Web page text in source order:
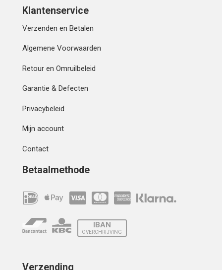
Klantenservice
Verzenden en Betalen
Algemene Voorwaarden
Retour en Omruilbeleid
Garantie & Defecten
Privacybeleid
Mijn account
Contact
Betaalmethode
IBAN
OVERCHRIJVING
Verzending